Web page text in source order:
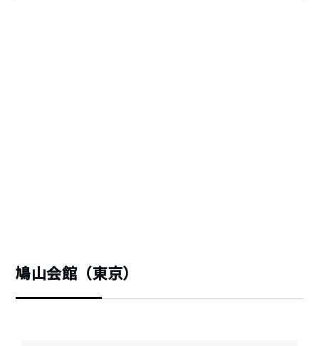
鳩山会館（東京）